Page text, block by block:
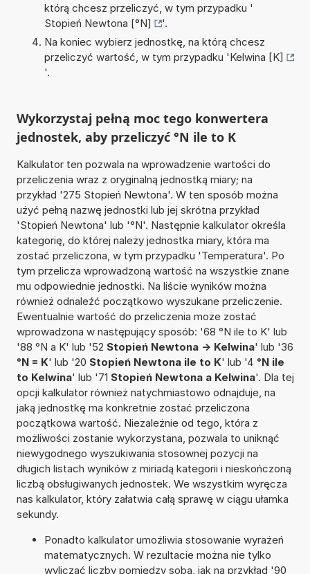
którą chcesz przeliczyć, w tym przypadku '
Stopień Newtona [°N]
'.
Na koniec wybierz jednostkę, na którą chcesz
przeliczyć wartość, w tym przypadku 'Kelwina [K]
'.
Wykorzystaj pełną moc tego konwertera
jednostek, aby przeliczyć °N ile to K
Kalkulator ten pozwala na wprowadzenie wartości do
przeliczenia wraz z oryginalną jednostką miary; na
przykład '275 Stopień Newtona'. W ten sposób można
użyć pełną nazwę jednostki lub jej skrótna przykład
'Stopień Newtona' lub '°N'. Następnie kalkulator określa
kategorię, do której należy jednostka miary, która ma
zostać przeliczona, w tym przypadku 'Temperatura'. Po
tym przelicza wprowadzoną wartość na wszystkie znane
mu odpowiednie jednostki. Na liście wyników można
również odnaleźć początkowo wyszukane przeliczenie.
Ewentualnie wartość do przeliczenia może zostać
wprowadzona w następujący sposób: '68 °N ile to K' lub
'88 °N a K' lub '52 Stopień Newtona -> Kelwina' lub '36
°N = K' lub '20 Stopień Newtona ile to K' lub '4 °N ile
to Kelwina' lub '71 Stopień Newtona a Kelwina'. Dla tej
opcji kalkulator również natychmiastowo odnajduje, na
jaką jednostkę ma konkretnie zostać przeliczona
początkowa wartość. Niezależnie od tego, która z
możliwości zostanie wykorzystana, pozwala to uniknąć
niewygodnego wyszukiwania stosownej pozycji na
długich listach wyników z miriadą kategorii i nieskończoną
liczbą obsługiwanych jednostek. We wszystkim wyręcza
nas kalkulator, który załatwia całą sprawę w ciągu ułamka
sekundy.
Ponadto kalkulator umożliwia stosowanie wyrażeń
matematycznych. W rezultacie można nie tylko
wyliczać liczby pomiędzy sobą, jak na przykład '90